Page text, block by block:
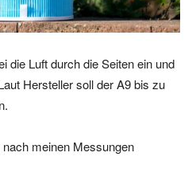
die Luft durch die Seiten ein und
Hersteller soll der A9 bis zu
meinen Messungen